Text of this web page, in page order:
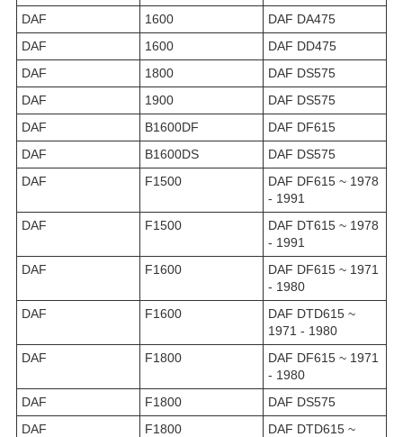
DAF
1600
DAF DA475
DAF
1600
DAF DD475
DAF
1800
DAF DS575
DAF
1900
DAF DS575
DAF
B1600DF
DAF DF615
DAF
B1600DS
DAF DS575
DAF
F1500
DAF DF615 ~ 1978
- 1991
DAF
F1500
DAF DT615 ~ 1978
- 1991
DAF
F1600
DAF DF615 ~ 1971
- 1980
DAF
F1600
DAF DTD615 ~
1971 - 1980
DAF
F1800
DAF DF615 ~ 1971
- 1980
DAF
F1800
DAF DS575
DAF
F1800
DAF DTD615 ~